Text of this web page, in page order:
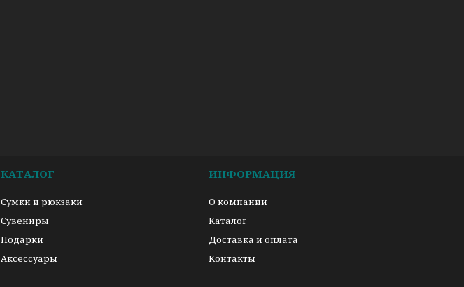
КАТАЛОГ
Сумки и рюкзаки
Сувениры
Подарки
Аксессуары
ИНФОРМАЦИЯ
О компании
Каталог
Доставка и оплата
Контакты